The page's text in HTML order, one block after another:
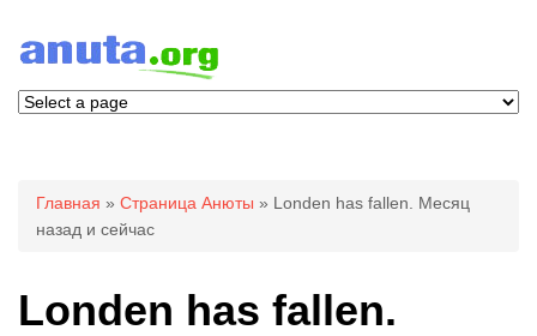
Вы здесь
Главная » Страница Анюты » Londen has fallen. Месяц
назад и сейчас
Londen has fallen.